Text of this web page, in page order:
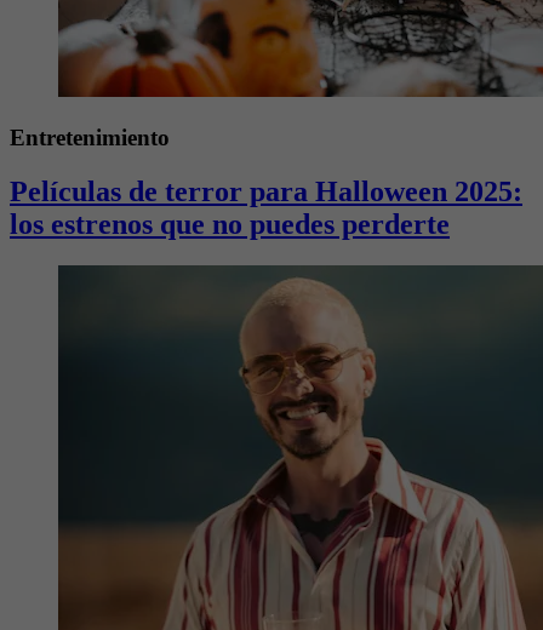
Entretenimiento
Películas de terror para Halloween 2025:
los estrenos que no puedes perderte